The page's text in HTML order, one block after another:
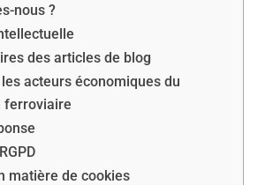
nous ?
des articles de blog
acteurs économiques du
ferroviaire
matière de cookies